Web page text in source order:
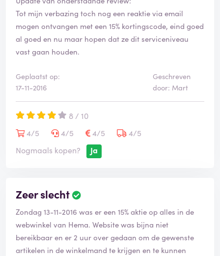
Tot mijn verbazing toch nog een reaktie via email
mogen ontvangen met een 15% kortingscode, eind goed
al goed en nu maar hopen dat ze dit serviceniveau
vast gaan houden.
Geplaatst op:
17-11-2016
Geschreven
door: Mart
8 / 10
4/5
4/5 4/5
4/5
Nogmaals kopen?
Ja
Zeer slecht
Zondag 13-11-2016 was er een 15% aktie op alles in de
webwinkel van Hema. Website was bijna niet
bereikbaar en er 2 uur over gedaan om de gewenste
artikelen in de winkelmand te krijgen en te kunnen